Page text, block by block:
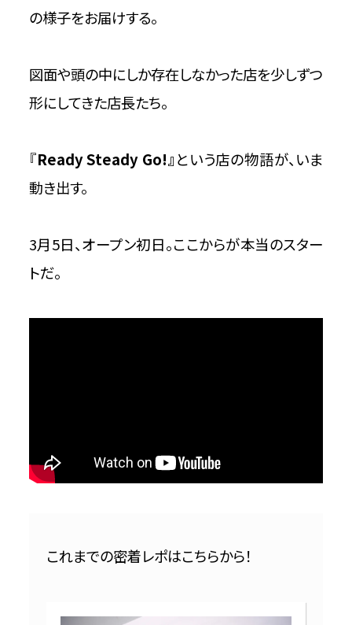
の様子をお届けする。
図面や頭の中にしか存在しなかった店を少しずつ
形にしてきた店長たち。
『Ready Steady Go!』という店の物語が、いま
動き出す。
3月5日、オープン初日。ここからが本当のスター
トだ。
これまでの密着レポはこちらから！